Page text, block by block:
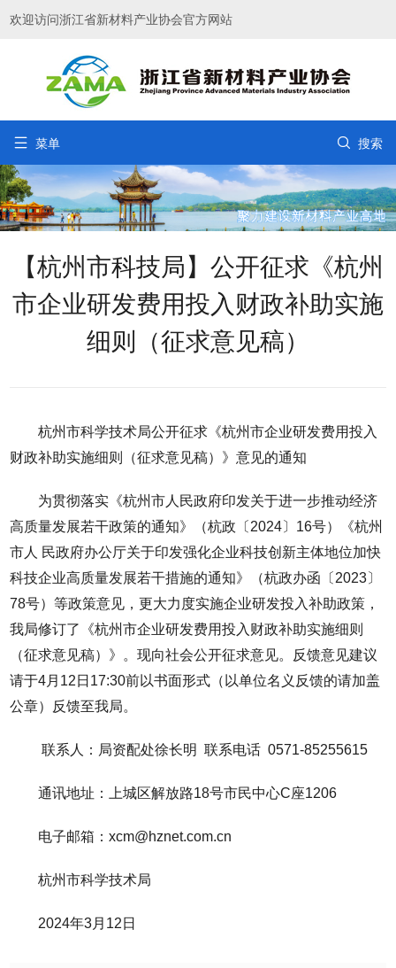
欢迎访问浙江省新材料产业协会官方网站
 菜单  搜索
【杭州市科技局】公开征求《杭州
市企业研发费用投入财政补助实施
细则（征求意见稿）
杭州市科学技术局公开征求《杭州市企业研发费用投入
财政补助实施细则（征求意见稿）》意见的通知
为贯彻落实《杭州市人民政府印发关于进一步推动经济
高质量发展若干政策的通知》（杭政〔2024〕16号）《杭州
市人 民政府办公厅关于印发强化企业科技创新主体地位加快
科技企业高质量发展若干措施的通知》（杭政办函〔2023〕
78号）等政策意见，更大力度实施企业研发投入补助政策，
我局修订了《杭州市企业研发费用投入财政补助实施细则
（征求意见稿）》。现向社会公开征求意见。反馈意见建议
请于4月12日17:30前以书面形式（以单位名义反馈的请加盖
公章）反馈至我局。
联系人：局资配处徐长明 联系电话 0571-85255615
通讯地址：上城区解放路18号市民中心C座1206
电子邮箱：xcm@hznet.com.cn
杭州市科学技术局
2024年3月12日